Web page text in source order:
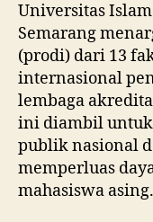
Universitas
Semarang
(prodi) dari 13
internasional
lembaga
ini diambil
publik nasional
memperluas
mahasiswa asing.